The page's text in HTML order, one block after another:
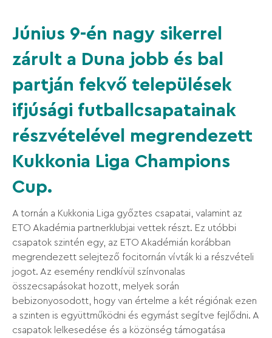
Június 9-én nagy sikerrel
zárult a Duna jobb és bal
partján fekvő települések
ifjúsági futballcsapatainak
részvételével megrendezett
Kukkonia Liga Champions
Cup.
A tornán a Kukkonia Liga győztes csapatai, valamint az
ETO Akadémia partnerklubjai vettek részt. Ez utóbbi
csapatok szintén egy, az ETO Akadémián korábban
megrendezett selejtező focitornán vívták ki a részvételi
jogot. Az esemény rendkívül színvonalas
összecsapásokat hozott, melyek során
bebizonyosodott, hogy van értelme a két régiónak ezen
a szinten is együttműködni és egymást segítve fejlődni. A
csapatok lelkesedése és a közönség támogatása